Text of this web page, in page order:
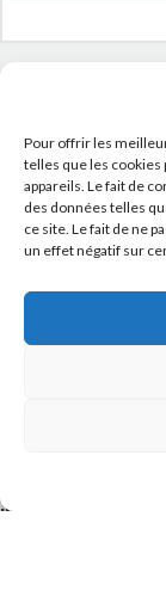
Pour offrir les
telles que les
appareils. Le fait de
des données telles
ce site. Le fait de ne
un effet négatif sur
INSTAGRAM